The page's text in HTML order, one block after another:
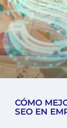
CÓMO
SEO EN